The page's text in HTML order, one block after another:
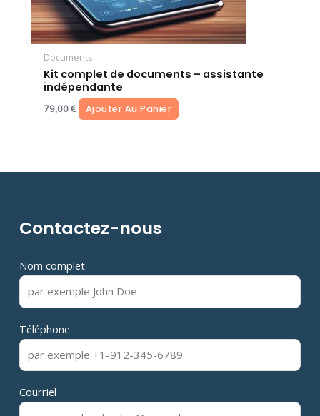
Documents
Kit complet de documents – assistante
indépendante
79,00€ Ajouter Au Panier
Contactez-nous
Nom complet
Téléphone
Courriel